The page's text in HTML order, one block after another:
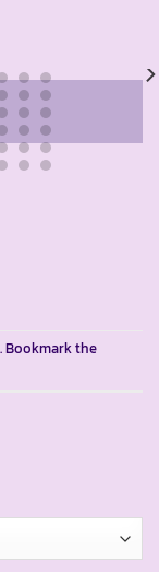
. Bookmark the